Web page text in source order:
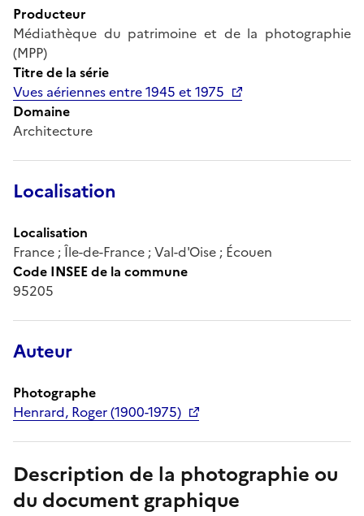
Producteur
Médiathèque du patrimoine et de la photographie
(MPP)
Titre de la série
Vues aériennes entre 1945 et 1975
Domaine
Architecture
Localisation
Localisation
France ; Île-de-France ; Val-d'Oise ; Écouen
Code INSEE de la commune
95205
Auteur
Photographe
Henrard, Roger (1900-1975)
Description de la photographie ou
du document graphique